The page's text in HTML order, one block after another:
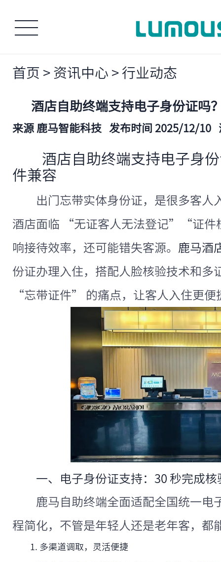
首页 > 资讯中心 > 行业动态
酒店自助终端支持电子身份证吗
来源 鹿马智能科技 发布时间 2025/12/10
酒店自助终端支持电子身
件兼容
出门忘带实体身份证，是很多客人
酒店面临 “无证客人无法登记”“证件
响接待效率，还可能错失客源。 鹿马酒
份证办理入住，搭配人脸核验技术和多
“忘带证件” 的痛点，让客人入住更便
一、电子身份证支持：30 秒完成
鹿马自助终端全面适配全国统一电
程简化，不管是年轻人还是老年客，都
1. 多渠道调取，灵活便捷